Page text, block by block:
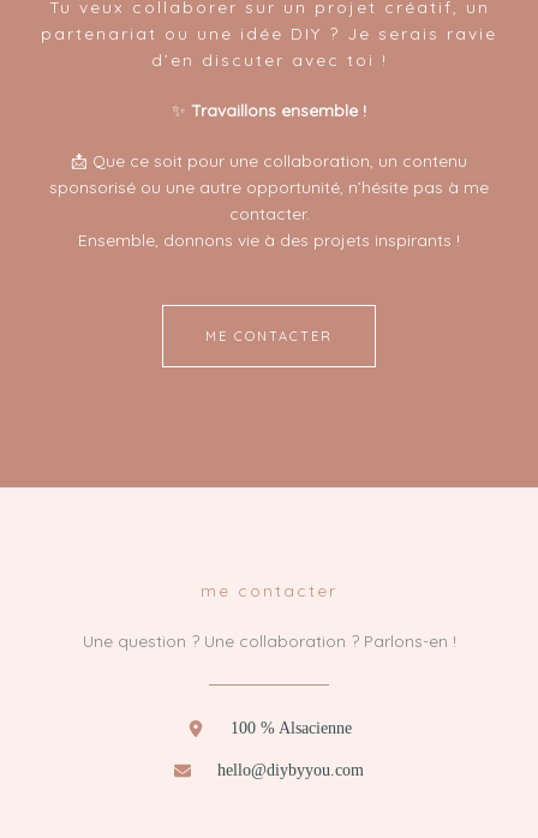
Tu veux collaborer sur un projet créatif, un
partenariat ou une idée DIY ? Je serais ravie
d’en discuter avec toi !
✨ Travaillons ensemble !
📩 Que ce soit pour une collaboration, un contenu
sponsorisé ou une autre opportunité, n’hésite pas à me
contacter.
Ensemble, donnons vie à des projets inspirants !
ME CONTACTER
me contacter
Une question ? Une collaboration ? Parlons-en !
100 % Alsacienne
hello@diybyyou.com